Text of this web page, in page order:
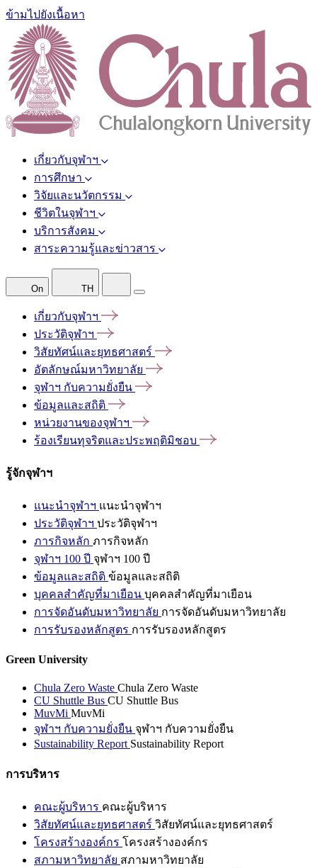
ข้ามไปยังเนื้อหา
เกี่ยวกับจุฬาฯ
การศึกษา
วิจัยและนวัตกรรม
ชีวิตในจุฬาฯ
บริการสังคม
สาระความรู้และข่าวสาร
On TH
เกี่ยวกับจุฬาฯ
ประวัติจุฬาฯ
วิสัยทัศน์และยุทธศาสตร์
อัตลักษณ์มหาวิทยาลัย
จุฬาฯ กับความยั่งยืน
ข้อมูลและสถิติ
หน่วยงานของจุฬาฯ
ร้องเรียนทุจริตและประพฤติมิชอบ
รู้จักจุฬาฯ
แนะนำจุฬาฯ แนะนำจุฬาฯ
ประวัติจุฬาฯ ประวัติจุฬาฯ
ภารกิจหลัก ภารกิจหลัก
จุฬาฯ 100 ปี จุฬาฯ 100 ปี
ข้อมูลและสถิติ ข้อมูลและสถิติ
บุคคลสำคัญที่มาเยือน บุคคลสำคัญที่มาเยือน
การจัดอันดับมหาวิทยาลัย การจัดอันดับมหาวิทยาลัย
การรับรองหลักสูตร การรับรองหลักสูตร
Green University
Chula Zero Waste Chula Zero Waste
CU Shuttle Bus CU Shuttle Bus
MuvMi MuvMi
จุฬาฯ กับความยั่งยืน จุฬาฯ กับความยั่งยืน
Sustainability Report Sustainability Report
การบริหาร
คณะผู้บริหาร คณะผู้บริหาร
วิสัยทัศน์และยุทธศาสตร์ วิสัยทัศน์และยุทธศาสตร์
โครงสร้างองค์กร โครงสร้างองค์กร
สภามหาวิทยาลัย สภามหาวิทยาลัย